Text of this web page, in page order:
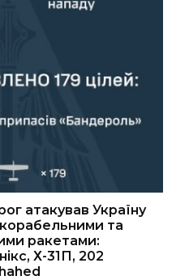
атакував Україну
та
ракетами:
Х-31П, 202